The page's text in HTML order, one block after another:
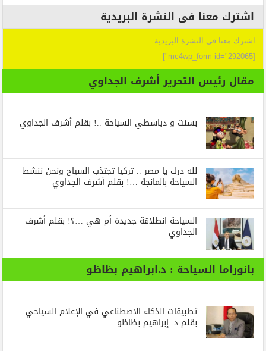
اشترك معنا فى النشرة البريدية
اشترك معنا فى النشرة البريدية
[mc4wp_form id="292065"]
مقال رئيس التحرير أشرف الجداوي
بسنت و دياسطي السياحة ..! بقلم أشرف الجداوي
لله درك يا مصر .. تركيا تجتذب السياح ونحن ننشط
السياحة بالمانجة …! بقلم أشرف الجداوي
السياحة انطلاقة جديدة أم هي …؟! بقلم أشرف
الجداوي
بانوراما السياحة : د.ابراهيم بظاظو
تطبيقات الذكاء الاصطناعي في الإعلام السياحي ..
بقلم د. إبراهيم بظاظو